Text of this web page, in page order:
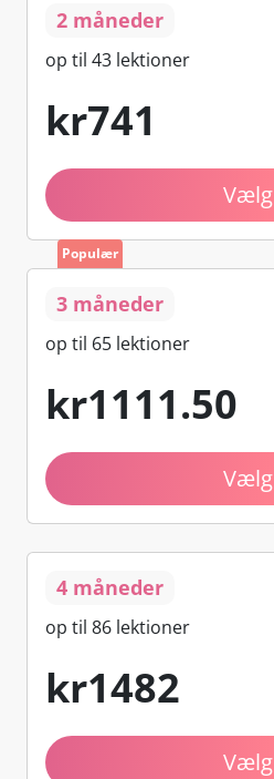
2 måneder
op til 43 lektioner
kr741
Vælg
Populær
3 måneder
op til 65 lektioner
kr1111.50
Vælg
4 måneder
op til 86 lektioner
kr1482
Vælg